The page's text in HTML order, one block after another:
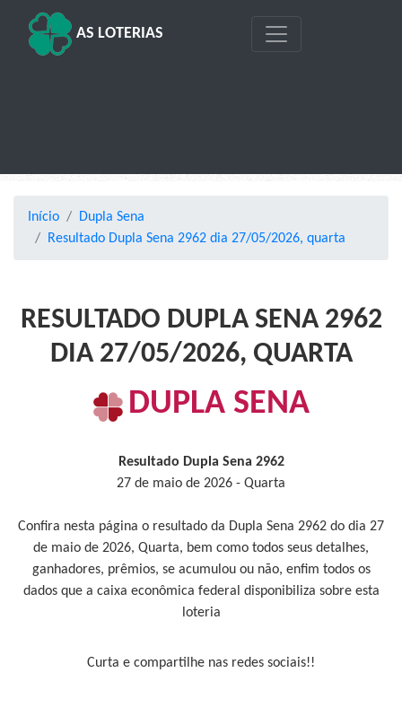
AS LOTERIAS
Início
Dupla Sena
Resultado Dupla Sena 2962 dia 27/05/2026, quarta
RESULTADO DUPLA SENA 2962
DIA 27/05/2026, QUARTA
DUPLA SENA
Resultado Dupla Sena 2962
27 de maio de 2026 - Quarta
Confira nesta página o resultado da Dupla Sena 2962 do dia 27
de maio de 2026, Quarta, bem como todos seus detalhes,
ganhadores, prêmios, se acumulou ou não, enfim todos os
dados que a caixa econômica federal disponibiliza sobre esta
loteria
Curta e compartilhe nas redes sociais!!